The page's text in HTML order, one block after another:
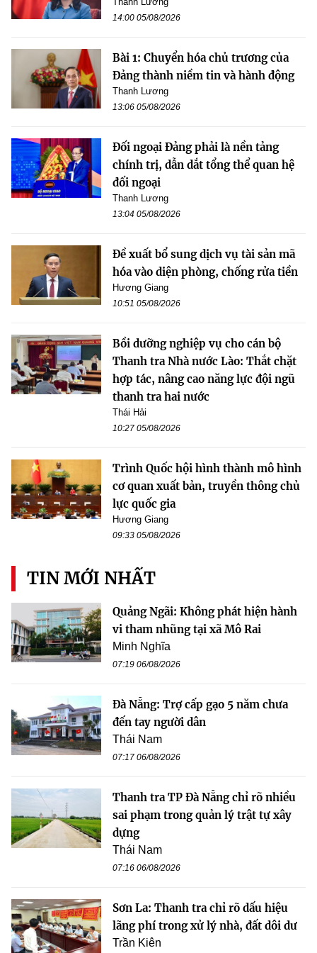
14:00 05/08/2026
Bài 1: Chuyển hóa chủ trương của
Đảng thành niềm tin và hành động
Thanh Lương
13:06 05/08/2026
Đối ngoại Đảng phải là nền tảng
chính trị, dẫn dắt tổng thể quan hệ
đối ngoại
Thanh Lương
13:04 05/08/2026
Đề xuất bổ sung dịch vụ tài sản mã
hóa vào diện phòng, chống rửa tiền
Hương Giang
10:51 05/08/2026
Bồi dưỡng nghiệp vụ cho cán bộ
Thanh tra Nhà nước Lào: Thắt chặt
hợp tác, nâng cao năng lực đội ngũ
thanh tra hai nước
Thái Hải
10:27 05/08/2026
Trình Quốc hội hình thành mô hình
cơ quan xuất bản, truyền thông chủ
lực quốc gia
Hương Giang
09:33 05/08/2026
TIN MỚI NHẤT
Quảng Ngãi: Không phát hiện hành
vi tham nhũng tại xã Mô Rai
Minh Nghĩa
07:19 06/08/2026
Đà Nẵng: Trợ cấp gạo 5 năm chưa
đến tay người dân
Thái Nam
07:17 06/08/2026
Thanh tra TP Đà Nẵng chỉ rõ nhiều
sai phạm trong quản lý trật tự xây
dựng
Thái Nam
07:16 06/08/2026
Sơn La: Thanh tra chỉ rõ dấu hiệu
lãng phí trong xử lý nhà, đất dôi dư
Trần Kiên